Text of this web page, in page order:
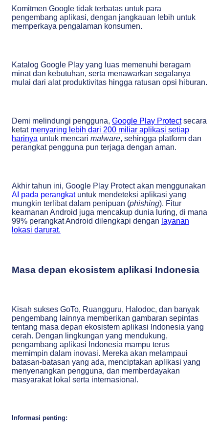
Komitmen Google tidak terbatas untuk para
pengembang aplikasi, dengan jangkauan lebih untuk
memperkaya pengalaman konsumen.
Katalog Google Play yang luas memenuhi beragam
minat dan kebutuhan, serta menawarkan segalanya
mulai dari alat produktivitas hingga ratusan opsi hiburan.
Demi melindungi pengguna, Google Play Protectsecara
ketat menyaring lebih dari 200 miliar aplikasi setiap
harinya untuk mencari malware, sehingga platform dan
perangkat pengguna pun terjaga dengan aman.
Akhir tahun ini, Google Play Protect akan menggunakan
AI pada perangkatuntuk mendeteksi aplikasi yang
mungkin terlibat dalam penipuan (phishing). Fitur
keamanan Android juga mencakup dunia luring, di mana
99% perangkat Android dilengkapi dengan layanan
lokasi darurat.
Masa depan ekosistem aplikasi Indonesia
Kisah sukses GoTo, Ruangguru, Halodoc, dan banyak
pengembang lainnya memberikan gambaran sepintas
tentang masa depan ekosistem aplikasi Indonesia yang
cerah. Dengan lingkungan yang mendukung,
pengambang aplikasi Indonesia mampu terus
memimpin dalam inovasi. Mereka akan melampaui
batasan-batasan yang ada, menciptakan aplikasi yang
menyenangkan pengguna, dan memberdayakan
masyarakat lokal serta internasional.
Informasi penting: